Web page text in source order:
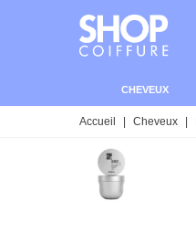
CHEVEUX
Accueil Cheveux